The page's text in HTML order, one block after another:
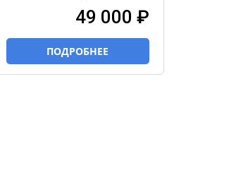
49 000 ₽
ПОДРОБНЕЕ